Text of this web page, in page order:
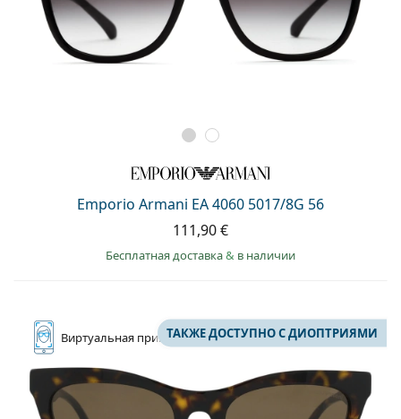
Emporio Armani EA 4060 5017/8G 56
111,90 €
Бесплатная доставка& в наличии
Виртуальная примеркаТАКЖЕ ДОСТУПНО С ДИОПТРИЯМИ